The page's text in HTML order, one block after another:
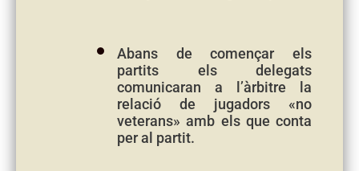
Abans de començar els
partits els delegats
comunicaran a l’àrbitre la
relació de jugadors «no
veterans» amb els que conta
per al partit.